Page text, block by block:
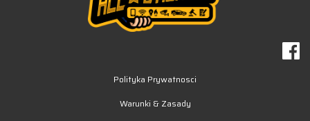
Polityka Prywatnosci
Warunki & Zasady